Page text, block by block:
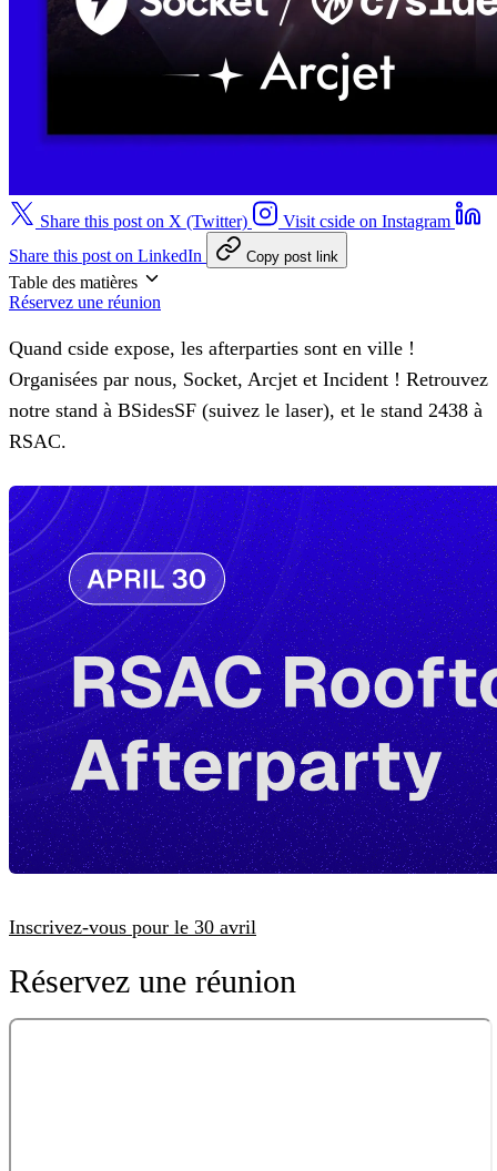
Share this post on X (Twitter)
Visit cside on Instagram
Share this post on LinkedIn
Copy post link
Table des matières
Réservez une réunion
Quand cside expose, les afterparties sont en ville !
Organisées par nous, Socket, Arcjet et Incident ! Retrouvez
notre stand à BSidesSF (suivez le laser), et le stand 2438 à
RSAC.
Inscrivez-vous pour le 30 avril
Réservez une réunion